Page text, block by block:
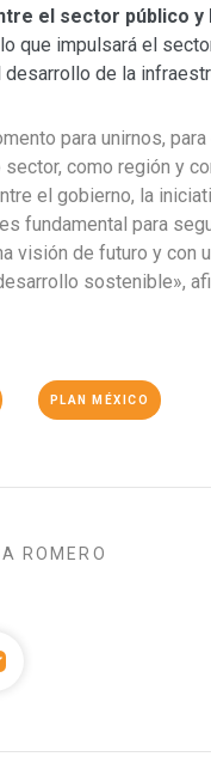
el sector público y
que impulsará el
de la
para unirnos, para
como región y
el gobierno, la
fundamental para
visión de futuro y con
sostenible»,
PLAN MÉXICO
ROMERO